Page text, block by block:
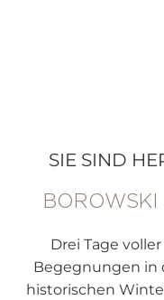
SIE SIND
Drei Tage
Begegnungen in
historischen